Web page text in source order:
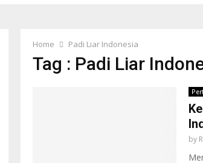
Home Padi Liar Indonesia
Tag : Padi Liar
by